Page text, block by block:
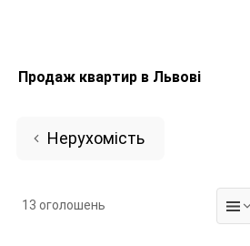
Продаж квартир в Львові
Нерухомість
13 оголошень